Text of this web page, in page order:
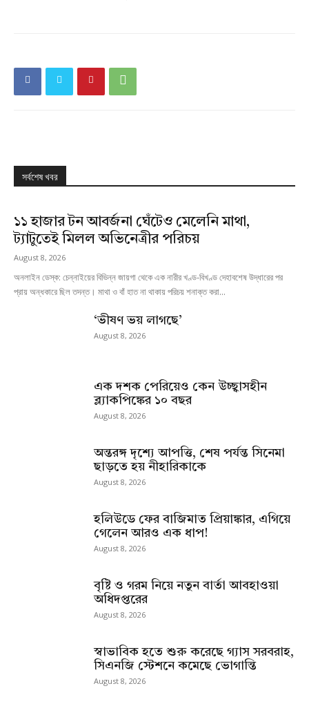
সর্বশেষ খবর
১১ হাজার টন আবর্জনা ঘেঁটেও মেলেনি মাথা,
ট্যাটুতেই মিলল অভিনেত্রীর পরিচয়
August 8, 2026
অনলাইন ডেস্ক: চেন্নাইয়ের বিভিন্ন জায়গা থেকে এক নারীর খণ্ড-বিখণ্ড দেহাবশেষ উদ্ধারের পর
প্রায় অন্ধকারে ছিল তদন্ত। মাথা ও বাঁ হাত না থাকায় পরিচয় শনাক্ত করা...
‘ভীষণ ভয় লাগছে’
August 8, 2026
এক দশক পেরিয়েও কেন উচ্ছ্বাসহীন
ব্ল্যাকপিঙ্কের ১০ বছর
August 8, 2026
অন্তরঙ্গ দৃশ্যে আপত্তি, শেষ পর্যন্ত সিনেমা
ছাড়তে হয় নীহারিকাকে
August 8, 2026
হলিউডে ফের বাজিমাত প্রিয়াঙ্কার, এগিয়ে
গেলেন আরও এক ধাপ!
August 8, 2026
বৃষ্টি ও গরম নিয়ে নতুন বার্তা আবহাওয়া
অধিদপ্তরের
August 8, 2026
স্বাভাবিক হতে শুরু করেছে গ্যাস সরবরাহ,
সিএনজি স্টেশনে কমেছে ভোগান্তি
August 8, 2026